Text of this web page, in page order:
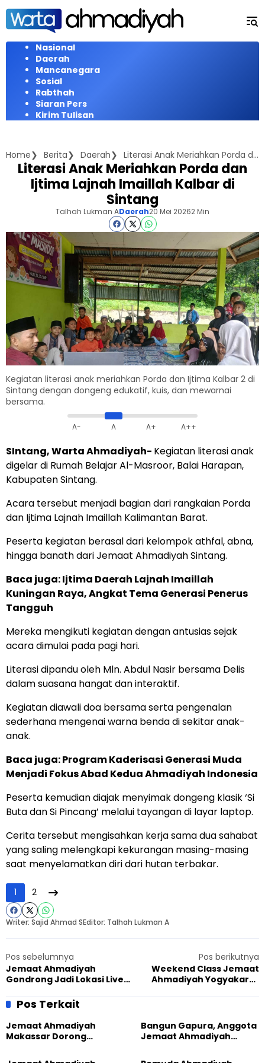
Langsung
konten
Nasional
Daerah
Mancanegara
Sosial
Rabthah
Siaran Pers
Kirim Tulisan
Home Berita Daerah Literasi Anak Meriahkan Porda dan Ijtima Lajnah Imaillah Kalbar di Sintang
Literasi Anak Meriahkan Porda dan
Ijtima Lajnah Imaillah Kalbar di
Sintang
Talhah Lukman ADaerah20 Mei 20262 Min
Kegiatan literasi anak meriahkan Porda dan Ijtima Kalbar 2 di
Sintang dengan dongeng edukatif, kuis, dan mewarnai
bersama.
A- A A+ A++
SIntang, Warta Ahmadiyah- Kegiatan literasi anak
digelar di Rumah Belajar Al-Masroor, Balai Harapan,
Kabupaten Sintang.
Acara tersebut menjadi bagian dari rangkaian Porda
dan Ijtima Lajnah Imaillah Kalimantan Barat.
Peserta kegiatan berasal dari kelompok athfal, abna,
hingga banath dari Jemaat Ahmadiyah Sintang.
Baca juga:Ijtima Daerah Lajnah Imaillah
Kuningan Raya, Angkat Tema Generasi Penerus
Tangguh
Mereka mengikuti kegiatan dengan antusias sejak
acara dimulai pada pagi hari.
Literasi dipandu oleh Mln. Abdul Nasir bersama Delis
dalam suasana hangat dan interaktif.
Kegiatan diawali doa bersama serta pengenalan
sederhana mengenai warna benda di sekitar anak-
anak.
Baca juga:Program Kaderisasi Generasi Muda
Menjadi Fokus Abad Kedua Ahmadiyah Indonesia
Peserta kemudian diajak menyimak dongeng klasik ‘Si
Buta dan Si Pincang’ melalui tayangan di layar laptop.
Cerita tersebut mengisahkan kerja sama dua sahabat
yang saling melengkapi kekurangan masing-masing
saat menyelamatkan diri dari hutan terbakar.
1 2
Writer: Sajid Ahmad SEditor: Talhah Lukman A
Pos sebelumnya
Jemaat Ahmadiyah
Gondrong Jadi Lokasi Live
Pos berikutnya
Weekend Class Jemaat
Ahmadiyah Yogyakarta
Anak Lewat Kegiatan
Pos Terkait
Jemaat Ahmadiyah
Makassar Dorong
Lewat Edukasi Ekoteologi
Bangun Gapura, Anggota
Jemaat Ahmadiyah
Sambut HUT RI ke-81